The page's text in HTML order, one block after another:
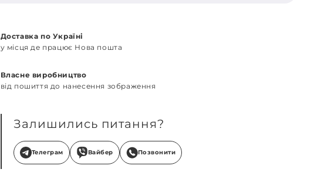
Доставка по Україні
у місця де працює Нова пошта
Власне виробництво
від пошиття до нанесення зображення
Залишились питання?
Телеграм Вайбер Позвонити